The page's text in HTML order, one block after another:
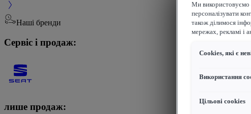
Наші бренди
Сервіс і продаж:
лише продаж:
Ми
персоналізувати
також ділимося
мережах, рекламі і
Сookies, які є
Використання
Цільові сookies